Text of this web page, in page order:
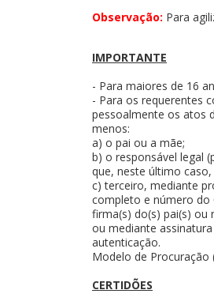
Observação: Para
IMPORTANTE
- Para maiores de 16
- Para os requerentes
pessoalmente os atos
menos:
a) o pai ou a mãe;
b) o responsável legal
que, neste último
c) terceiro, mediante
completo e número do
firma(s) do(s) pai(s) ou
ou mediante
autenticação.
Modelo de Procuração
CERTIDÕES